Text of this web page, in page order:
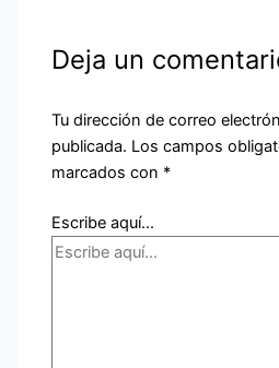
Deja un
Tu dirección de correo
publicada. Los campos
marcados con *
Escribe aquí...